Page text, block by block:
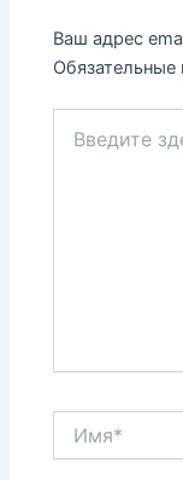
Ваш адрес
здесь...